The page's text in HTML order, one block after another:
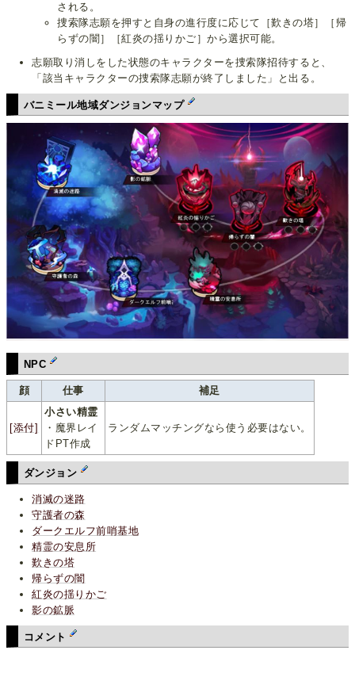
される。
捜索隊志願を押すと自身の進行度に応じて［歎きの塔］［帰
らずの闇］［紅炎の揺りかご］から選択可能。
志願取り消しをした状態のキャラクターを捜索隊招待すると、
「該当キャラクターの捜索隊志願が終了しました」と出る。
バニミール地域ダンジョンマップ
NPC
顔 仕事 補足
[添付]
小さい精霊
・魔界レイ
ドPT作成
ランダムマッチングなら使う必要はない。
ダンジョン
消滅の迷路
守護者の森
ダークエルフ前哨基地
精霊の安息所
歎きの塔
帰らずの闇
紅炎の揺りかご
影の鉱脈
コメント